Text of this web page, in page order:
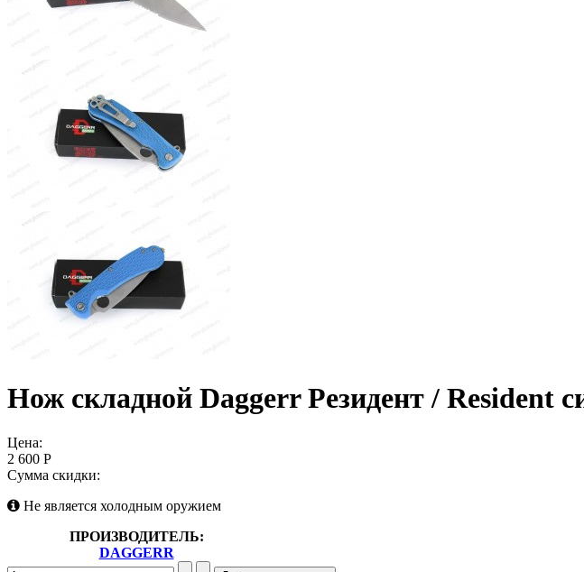
Нож складной Daggerr Резидент / Resident
Цена:
2 600 Р
Сумма скидки:
Не является холодным оружием
ПРОИЗВОДИТЕЛЬ:
DAGGERR